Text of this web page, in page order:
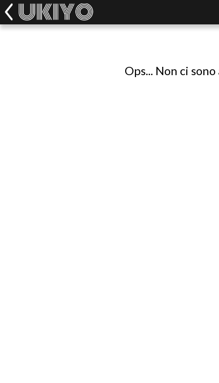
Ops... Non ci